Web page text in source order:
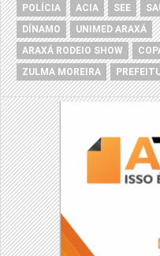
POLÍCIA
ACIA SEE
DÍNAMO
UNIMED ARAXÁ
ARAXÁ RODEIO SHOW
ZULMA MOREIRA